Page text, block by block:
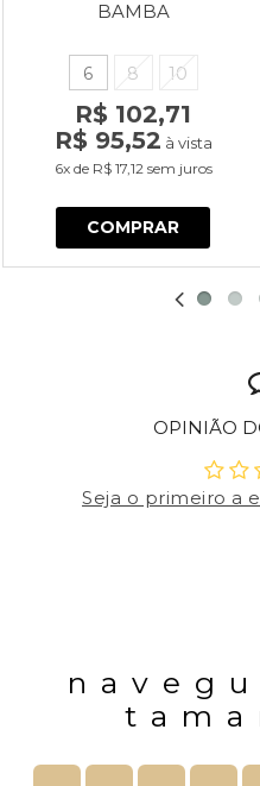
BAMBA
6 8 10
R$ 102,71
R$ 95,52 à vista
6xde R$ 17,12 sem juros
COMPRAR
OPINIÃO
Seja o primeiro a